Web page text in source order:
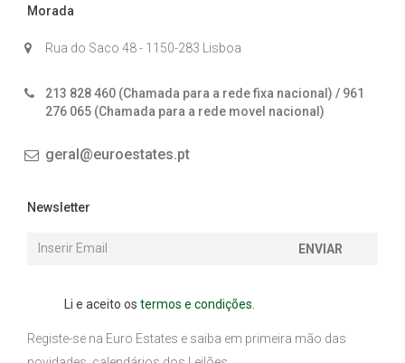
Morada
Rua do Saco 48 - 1150-283 Lisboa
213 828 460 (Chamada para a rede fixa nacional) / 961
276 065 (Chamada para a rede movel nacional)
geral@euroestates.pt
Newsletter
ENVIAR
Li e aceito os termos e condições.
Registe-se na Euro Estates e saiba em primeira mão das